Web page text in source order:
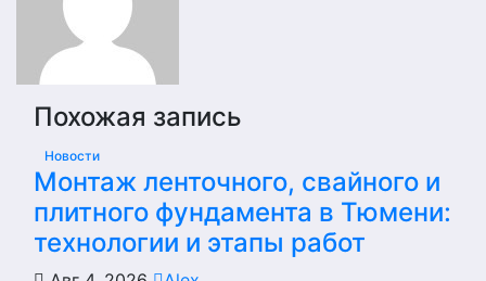
Похожая запись
Новости
Монтаж ленточного, свайного и
плитного фундамента в Тюмени:
технологии и этапы работ